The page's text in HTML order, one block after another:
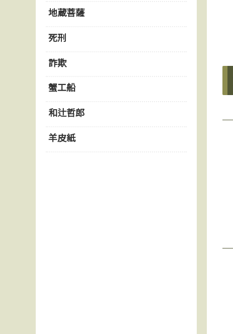
地蔵菩薩
死刑
詐欺
蟹工船
和辻哲郎
羊皮紙